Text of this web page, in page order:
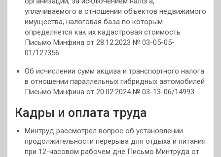
уплачиваемого в отношении объектов недвижимого
имущества, налоговая база по которым
определяется как их кадастровая стоимость
Письмо Минфина от 28.12.2023 № 03-05-05-
01/127356.
Об исчислении сумм акциза и транспортного налога
в отношении параллельных гибридных автомобилей
Письмо Минфина от 20.02.2024 № 03-13-06/14993.
Кадры и оплата труда
Минтруд рассмотрел вопрос об установлении
продолжительности перерыва для отдыха и питания
при 12-часовом рабочем дне Письмо Минтруда от